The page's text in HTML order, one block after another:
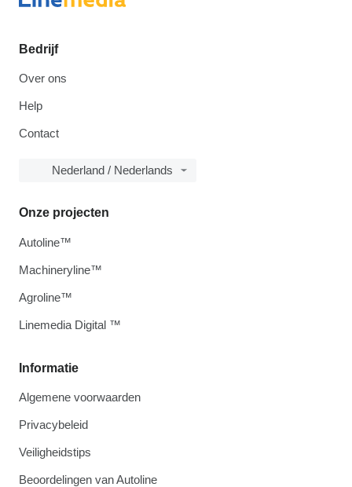
Bedrijf
Over ons
Help
Contact
Nederland / Nederlands
Informatie
Algemene voorwaarden
Privacybeleid
Veiligheidstips
Beoordelingen van Autoline
Onze projecten
Autoline™
Machineryline™
Agroline™
Linemedia Digital ™